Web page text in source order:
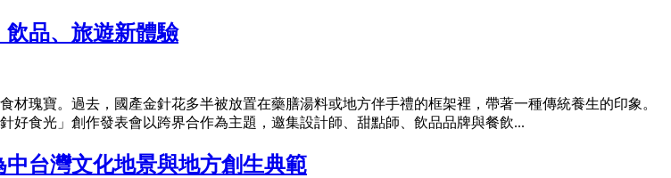
品、旅遊新體驗
瑰寶。過去，國產金針花多半被放置在藥膳湯料或地方伴手禮的框架裡，帶著一種傳統養生的印象。
食光」創作發表會以跨界合作為主題，邀集設計師、甜點師、飲品品牌與餐飲...
台灣文化地景與地方創生典範